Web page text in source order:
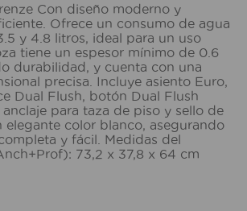
Con diseño moderno y
Ofrece un consumo de agua
y 4.8 litros, ideal para un uso
tiene un espesor mínimo de 0.6
durabilidad, y cuenta con una
precisa. Incluye asiento Euro,
Dual Flush, botón Dual Flush
para taza de piso y sello de
elegante color blanco, asegurando
y fácil. Medidas del
73,2 x 37,8 x 64 cm